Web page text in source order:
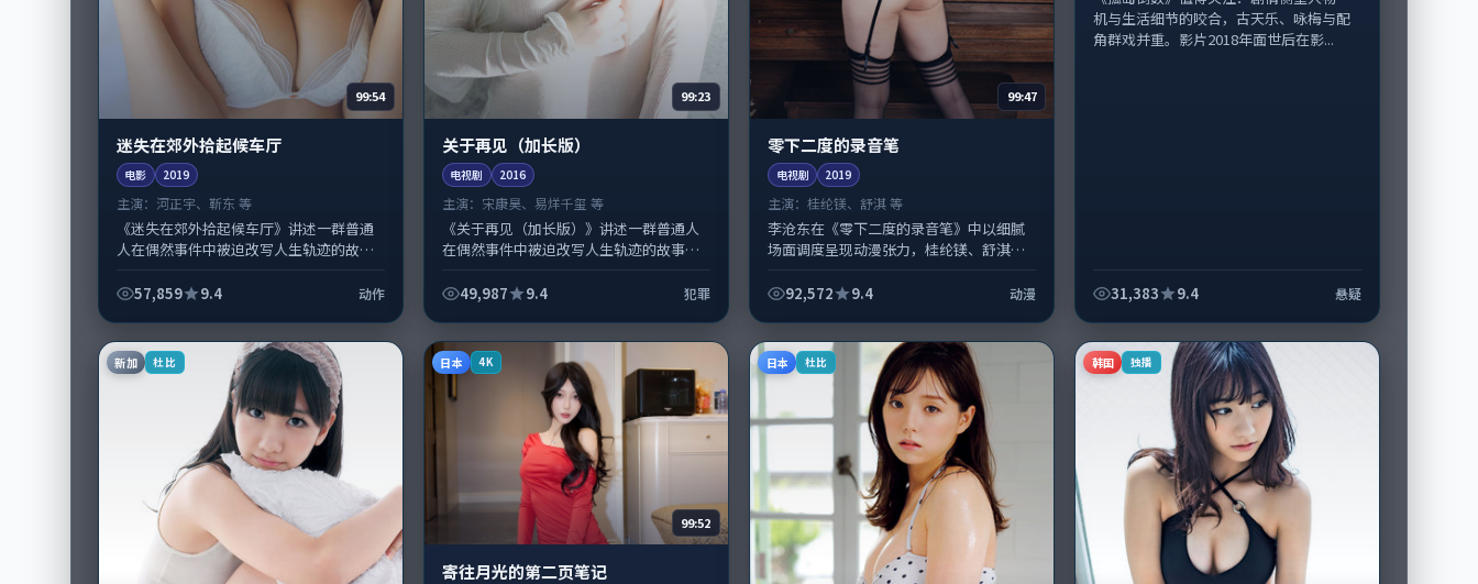
99:54
迷失在郊外拾起候车厅
电影 2019
主演： 河正宇、靳东 等
《迷失在郊外拾起候车厅》讲述一群普通
人在偶然事件中被迫改写人生轨迹的故
头。导演陈凯歌擅长留白叙事，河正宇、
57,859 9.4 动作
99:23
关于再见（加长版）
电视剧 2016
主演： 宋康昊、易烊千玺 等
《关于再见（加长版）》讲述一群普通人
在偶然事件中被迫改写人生轨迹的故事，
导演宁浩擅长留白叙事，宋康昊、易烊千...
49,987 9.4 犯罪
99:47
零下二度的录音笔
电视剧 2019
主演：桂纶镁、舒淇 等
李沧东在《零下二度的录音笔》中以细腻
场面调度呈现动漫张力，桂纶镁、舒淇领
在中国大陆完成制作协同，2019-0...
92,572 9.4 动漫
机与生活细节的咬合，古天乐、咏梅与配
角群戏并重。影片2018年面世后在影...
31,383 9.4 悬疑
新加 杜比 日本 4K
99:52
寄往月光的第二页笔记
日本 杜比 韩国 独播